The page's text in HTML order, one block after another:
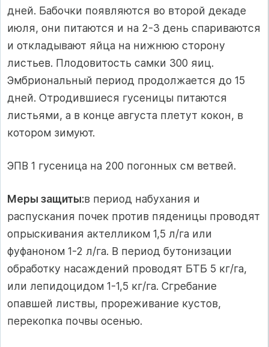
дней. Бабочки появляются во второй декаде
июля, они питаются и на 2-3 день спариваются
и откладывают яйца на нижнюю сторону
листьев. Плодовитость самки 300 яиц.
Эмбриональный период продолжается до 15
дней. Отродившиеся гусеницы питаются
листьями, а в конце августа плетут кокон, в
котором зимуют.
ЭПВ 1 гусеница на 200 погонных см ветвей.
Меры защиты:в период набухания и
распускания почек против пяденицы проводят
опрыскивания актелликом 1,5 л/га или
фуфаноном 1-2 л/га. В период бутонизации
обработку насаждений проводят БТБ 5 кг/га,
или лепидоцидом 1-1,5 кг/га. Сгребание
опавшей листвы, прореживание кустов,
перекопка почвы осенью.